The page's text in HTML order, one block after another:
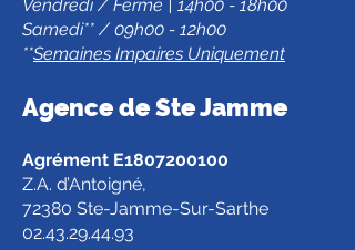
Vendredi / Fermé | 14h00 - 18h00
Samedi** / 09h00 - 12h00
**Semaines Impaires Uniquement
Agence de Ste Jamme
Agrément E1807200100
Z.A. d’Antoigné,
72380 Ste-Jamme-Sur-Sarthe
02.43.29.44.93